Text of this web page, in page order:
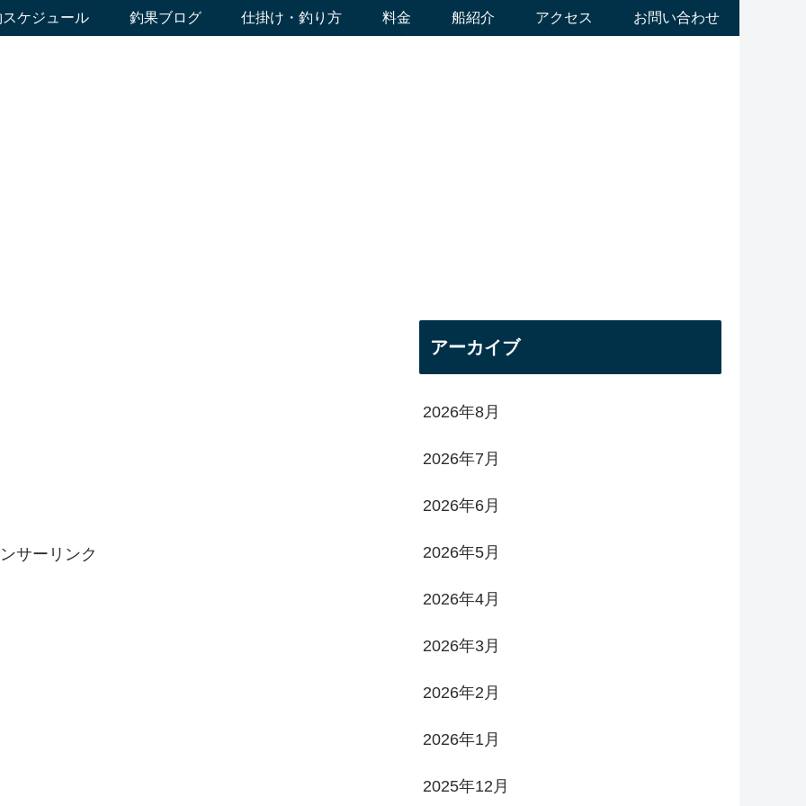
ケジュール 釣果ブログ 仕掛け・釣り方 料金 船紹介 アクセス お問い合わせ
サーリンク
アーカイブ
2026年8月
2026年7月
2026年6月
2026年5月
2026年4月
2026年3月
2026年2月
2026年1月
2025年12月